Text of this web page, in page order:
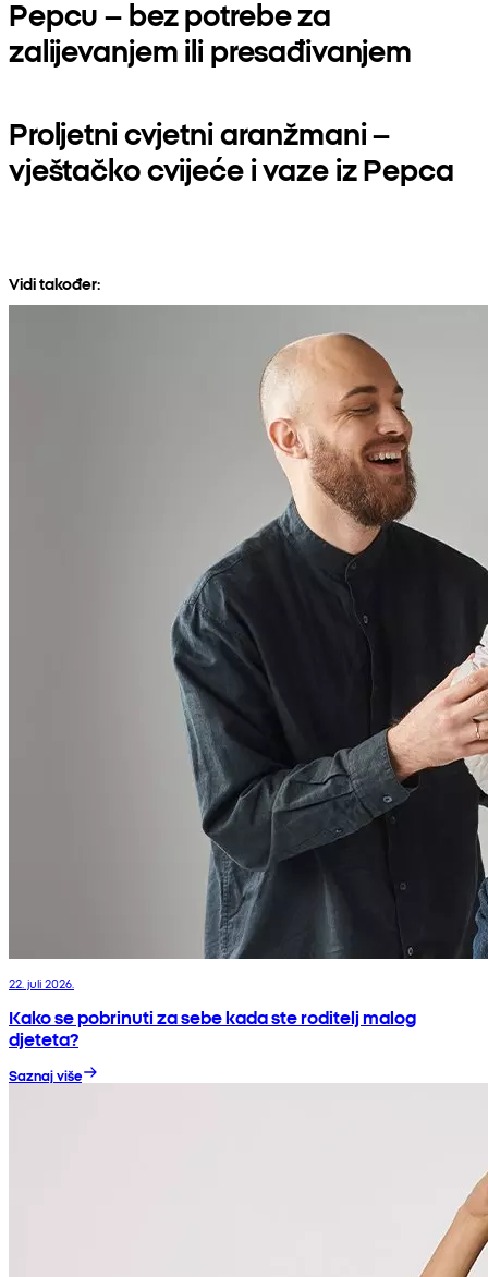
Pepcu – bez potrebe za
zalijevanjem ili presađivanjem
Proljetni cvjetni aranžmani –
vještačko cvijeće i vaze iz Pepca
Vidi također:
22. juli 2026.
Kako se pobrinuti za sebe kada ste roditelj malog
djeteta?
Saznaj više